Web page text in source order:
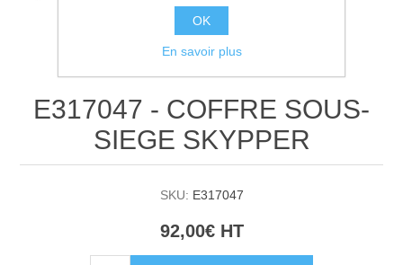
E317047 - COFFRE SOUS-
SIEGE SKYPPER
SKU: E317047
92,00€ HT
OK
En savoir plus